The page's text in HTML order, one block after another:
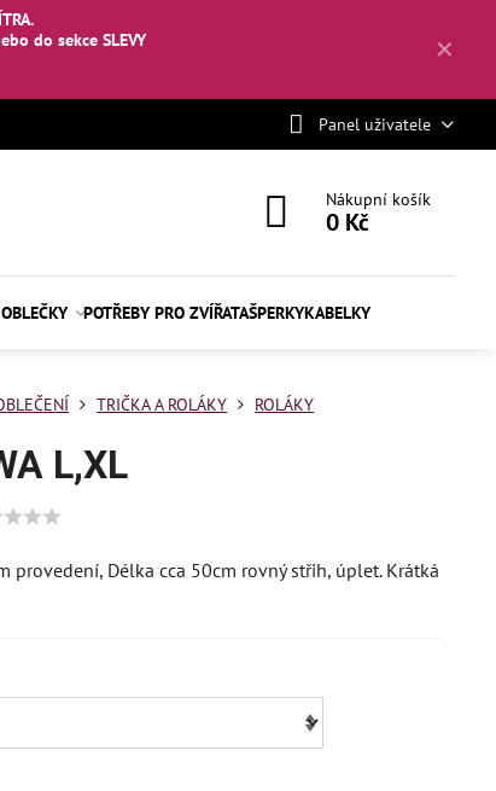
✕
do sekce SLEVY
Panel uživatele
Nákupní košík
0 Kč
POTŘEBY PRO ZVÍŘATAŠPERKYKABELKY
TRIČKA A ROLÁKY ROLÁKY
L,XL
provedení, Délka cca 50cm rovný střih, úplet. Krátká